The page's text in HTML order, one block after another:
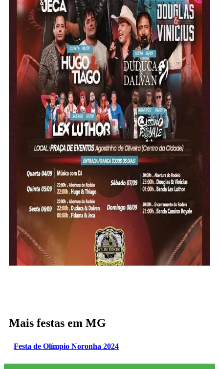
Mais festas em MG
Festa de Olímpio Noronha 2024